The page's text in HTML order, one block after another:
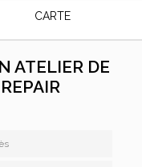
CARTE
ATELIER DE